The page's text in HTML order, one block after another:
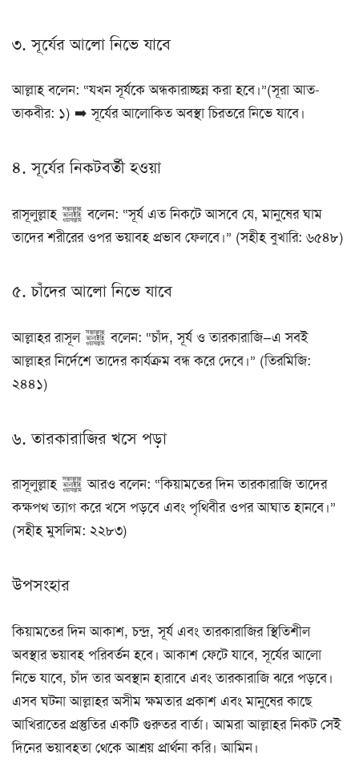
৩. সূর্যের আলো নিভে যাবে
আল্লাহ বলেন: “যখন সূর্যকে অন্ধকারাচ্ছন্ন করা হবে।”(সূরা আত-
তাকবীর: ১) ➡️ সূর্যের আলোকিত অবস্থা চিরতরে নিভে যাবে।
৪. সূর্যের নিকটবর্তী হওয়া
রাসূলুল্লাহ ﷺ বলেন: “সূর্য এত নিকটে আসবে যে, মানুষের ঘাম
তাদের শরীরের ওপর ভয়াবহ প্রভাব ফেলবে।” (সহীহ বুখারি: ৬৫৪৮)
৫. চাঁদের আলো নিভে যাবে
আল্লাহর রাসূল ﷺ বলেন: “চাঁদ, সূর্য ও তারকারাজি—এ সবই
আল্লাহর নির্দেশে তাদের কার্যক্রম বন্ধ করে দেবে।” (তিরমিজি:
২৪৪১)
৬. তারকারাজির খসে পড়া
রাসূলুল্লাহ ﷺ আরও বলেন: “কিয়ামতের দিন তারকারাজি তাদের
কক্ষপথ ত্যাগ করে খসে পড়বে এবং পৃথিবীর ওপর আঘাত হানবে।”
(সহীহ মুসলিম: ২২৮৩)
উপসংহার
কিয়ামতের দিন আকাশ, চন্দ্র, সূর্য এবং তারকারাজির স্থিতিশীল
অবস্থার ভয়াবহ পরিবর্তন হবে। আকাশ ফেটে যাবে, সূর্যের আলো
নিভে যাবে, চাঁদ তার অবস্থান হারাবে এবং তারকারাজি ঝরে পড়বে।
এসব ঘটনা আল্লাহর অসীম ক্ষমতার প্রকাশ এবং মানুষের কাছে
আখিরাতের প্রস্তুতির একটি গুরুতর বার্তা। আমরা আল্লাহর নিকট সেই
দিনের ভয়াবহতা থেকে আশ্রয় প্রার্থনা করি। আমিন।